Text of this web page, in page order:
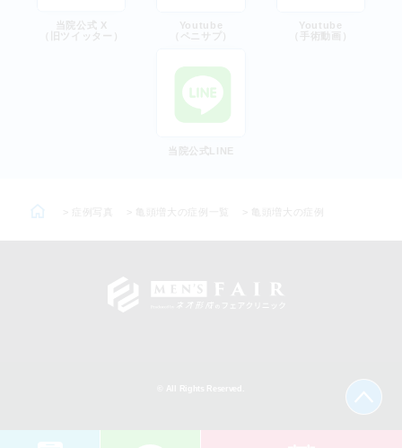
当院公式 X
（旧ツイッター）
Youtube
（ペニサプ）
Youtube
（手術動画）
当院公式LINE
亀頭増大の症例一覧 亀頭増大の症例